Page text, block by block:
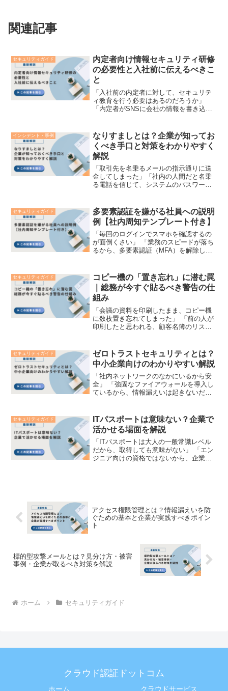
関連記事
セキュリティガイド
内定者向け情報セキュリティ研修
の必要性と入社前に伝えるべきこ
と
「入社前の内定者に対して、セキュリテ
ィ教育を行う必要はあるのだろうか」
「内定者がSNSに会社の情報を書き込ん
事・情報システム部門の担当者の方は少
なくありません。採用...
インシデント・事例
なりすましとは？企業が知ってお
くべき手口と対策をわかりやすく
解説
「取引先を名乗るメールの指示通りに送
金してしまった」「社内の人間だと名乗
る電話を信じて、システムのパスワード
ミュニケーションがビジネスの日常ルー
ティンとなる中、サイバ...
セキュリティガイド
多要素認証を嫌がる社員への説明
例【社内周知テンプレート付き】
「毎回のログインでスマホを確認するの
が面倒くさい」 「業務のスピードが落ち
るから、多要素認証（MFA）を解除して
（2FA）を導入したものの、現場の従業
員からこのような不満...
セキュリティガイド
コピー機の「置き忘れ」に潜む罠
｜総務が今すぐ貼るべき警告の仕
組み
「会議の資料を印刷したまま、コピー機
に数枚置き忘れてしまった」 「前の人が
印刷したと思われる、顧客名簿のリスト
合機での「書類の置き忘れ」。誰もが一
度は見かけたことがある...
セキュリティガイド
ゼロトラストセキュリティとは？
中小企業向けのわかりやすい解説
「社内ネットワークのなかにいるから安
全」 「強固なファイアウォールを導入し
ているから、情報漏えいは起きないだろ
（外側）は危険」という境界線を前提と
した対策が一般的でし...
セキュリティガイド
ITパスポートは意味ない？企業で
活かせる場面を解説
「ITパスポートは大人の一般常識レベル
だから、取得しても意味がない」 「エン
ジニア向けの資格ではないから、企業の
アクセス権限管理とは？情報漏えいを防
ぐための基本と企業が実践すべきポイン
ト
標的型攻撃メールとは？見分け方・被害
事例・企業が取るべき対策を解説
ホーム セキュリティガイド
クラウド認証ドットコム
ホーム クラウドサービス